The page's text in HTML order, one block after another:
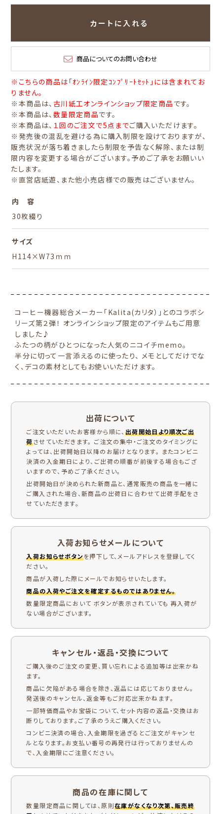
カートに入れる
商品についてのお問い合わせ
※こちらの商品は「ｵﾝﾗｲﾝ限定ｺﾝﾌﾟﾘｰﾄｾｯﾄ」には含まれてお
りません。
※本商品は、 古川紙工オンラインショップ限定商品 です。
※本商品は、 数量限定商品です。
※本商品は、 １回のご注文で5点までご購入いただけます。
※発売後の混乱を避ける為に購入制限を設けておりますが、
販売状況が落ち着きましたら制限を予告なく解除、または制
限内容を変更する場合がございます。予めご了承をお願いい
たします。
※直営店紙遊、また他小売店様での販売はございません。
内 容
30枚綴り
サイズ
H114×W73ｍｍ
コーヒー機器総合メーカー「Kalita(カリタ）」とのコラボシ
リーズ第２弾！ オンラインショップ限定のアイテムもご用意
しました♪
ふたつの柄がひとつになった人気のニコイチmemo。
半分に切って一言添えるのに使ったり、 メモとしてだけでな
く、デコの素材としてもお使いいただけます。
出荷について
ご注文いただいたお客様から順に、 出荷開始日より順次ご出
荷させていただきます。 ご注文の集中・ご注文のタイミングに
よっては、出荷開始日以降のお届けとなります。 またコンビニ
決済の入金期日により、ご出荷の順番が前後する場合もござ
いますので、予めご了承ください。
出荷開始日が決められた新商品と、通常販売の商品を一緒に
ご購入された場合、新商品の出荷日に合わせて出荷手配をさ
せていただきます。
入荷お知らせメールについて
入荷お知らせボタンを押下して、メールアドレスを登録してく
ださい。
商品が入荷した際にメールでお知らせいたします。
商品の入荷やご注文を確定するものではありません。
数量限定商品において ボタンが表示されていても 再入荷が
ない場合がございます。
キャンセル・返品・交換について
ご購入後のご注文の変更、買い忘れによる追加等は出来かね
ます。
商品に欠陥がある場合を除き、返品には応じておりません。
発送後のキャンセル、返金等もご対応出来かねます。
一部特価商品やお宝袋について、セット内容の返品・交換はお
断りしております。ご了承のうえご購入ください。
コンビニ決済の場合、入金期限を過ぎるとご注文がキャンセ
ルとなります。お支払い番号の再発行は行っておりませんの
で、入金期限にご注意ください。
商品の在庫に関して
数量限定商品に関しては、原則在庫がなくなり次第、販売終